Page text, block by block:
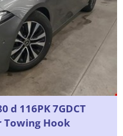
d 116PK 7GDCT
Towing Hook